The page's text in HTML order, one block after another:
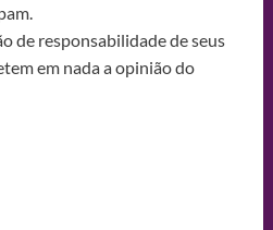
de responsabilidade de seus
em nada a opinião do